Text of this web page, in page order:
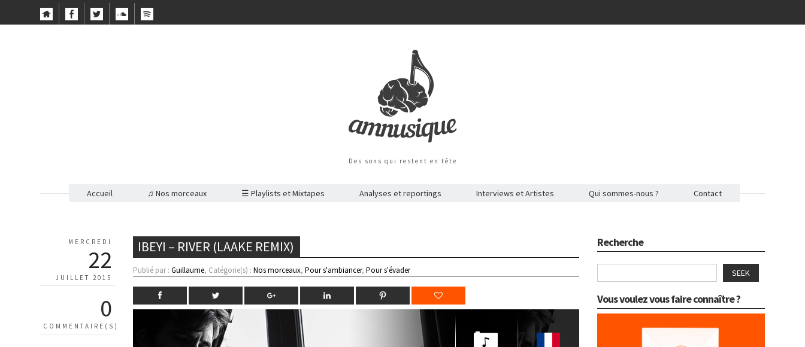
Des sons qui restent en tête
Accueil ♫ Nos morceaux ☰ Playlists et Mixtapes Analyses et reportings Interviews et Artistes Qui sommes-nous ? Contact
MERCREDI
22
JUILLET 2015
0
COMMENTAIRE(S)
IBEYI – RIVER (LAAKE REMIX)
Publié par :Guillaume, Catégorie(s) :Nos morceaux,Pour s'ambiancer,Pour s'évader
Recherche
SEEK
Vous voulez vous faire connaître ?